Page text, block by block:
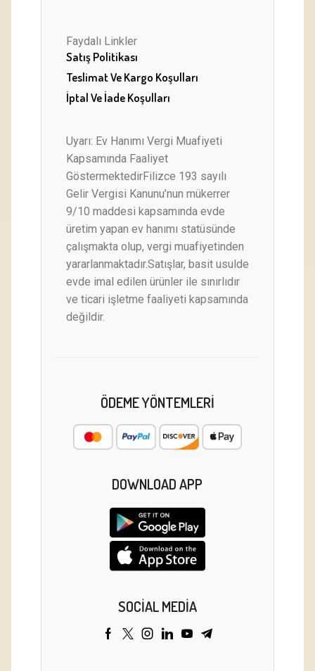
Faydalı Linkler
Satış Politikası
Teslimat Ve Kargo Koşulları
İptal Ve İade Koşulları
Uyarı: Ev Hanımı Vergi Muafiyeti
Kapsamında Faaliyet
GöstermektedirFilizce 193 sayılı
Gelir Vergisi Kanunu’nun mükerrer
9/10 maddesi kapsamında evde
üretim yapan ev hanımı statüsünde
çalışmakta olup, vergi muafiyetinden
yararlanmaktadır.Satışlar, basit usulde
evde imal edilen ürünler ile sınırlıdır
ve ticari işletme faaliyeti kapsamında
değildir.
ÖDEME YÖNTEMLERI
DOWNLOAD APP
SOCIAL MEDIA